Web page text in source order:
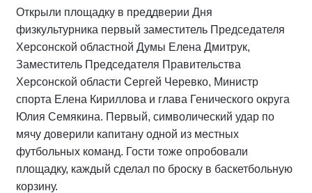
Открыли площадку в преддверии Дня
физкультурника первый заместитель Председателя
Херсонской областной Думы Елена Дмитрук,
Заместитель Председателя Правительства
Херсонской области Сергей Черевко, Министр
спорта Елена Кириллова и глава Генического округа
Юлия Семякина. Первый, символический удар по
мячу доверили капитану одной из местных
футбольных команд. Гости тоже опробовали
площадку, каждый сделал по броску в баскетбольную
корзину.